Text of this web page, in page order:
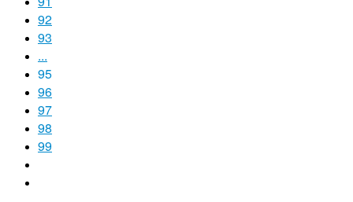
92
93
...
95
96
97
98
99